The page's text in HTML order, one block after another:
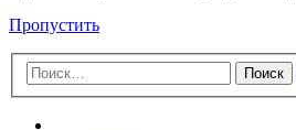
Пропустить
Поиск